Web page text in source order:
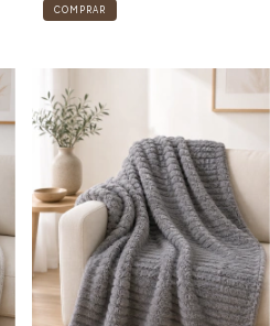
COMPRAR